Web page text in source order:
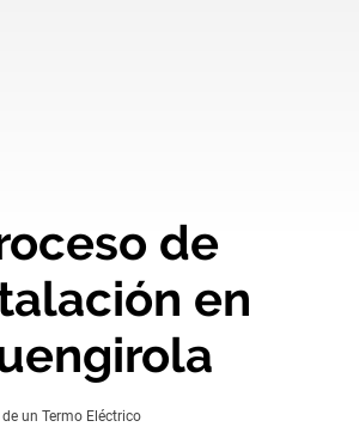
de
en
un Termo Eléctrico